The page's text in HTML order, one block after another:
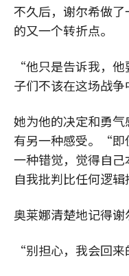
不久后，谢尔希做
的又一个转折点。
“他只是告诉我，
子们不该在这场战
她为他的决定和勇
有另一种感受。“即
一种错觉，觉得自
自我批判比任何逻
奥莱娜清楚地记得谢
“别担心，我会回